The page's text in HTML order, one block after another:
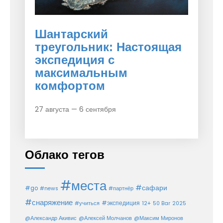
Шантарский
треугольник: Настоящая
экспедиция с
максимальным
комфортом
27 августа — 6 сентября
Облако тегов
#go #news #места #партнёр #сафари
#снаряжение #учиться #экспедиция 12+ 50 Bar 2025
@Александр Акивис @Алексей Молчанов @Максим Миронов